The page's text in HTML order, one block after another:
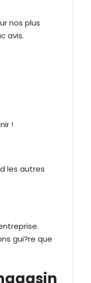
nos plus
avis.
!
les autres
gui?re que